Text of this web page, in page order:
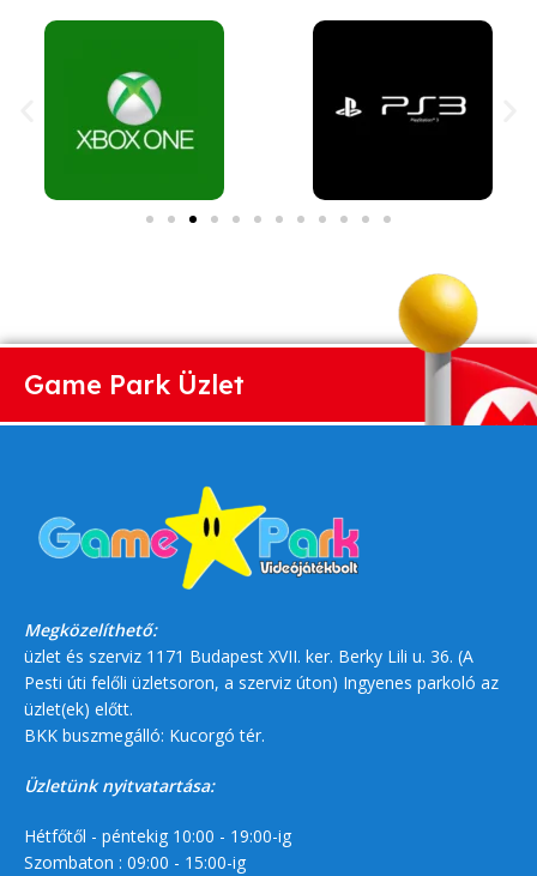
Game Park Üzlet
Megközelíthető:
üzlet és szerviz 1171 Budapest XVII. ker. Berky Lili u. 36. (A
Pesti úti felőli üzletsoron, a szerviz úton) Ingyenes parkoló az
üzlet(ek) előtt.
BKK buszmegálló: Kucorgó tér.
Üzletünk nyitvatartása:
Hétfőtől - péntekig 10:00 - 19:00-ig
Szombaton : 09:00 - 15:00-ig